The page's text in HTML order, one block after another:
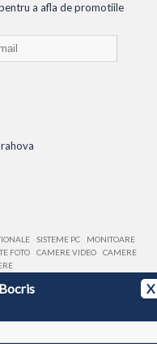
X
a afla de promotiile
SISTEME PC
MONITOARE
FOTO CAMERE VIDEO
CAMERE